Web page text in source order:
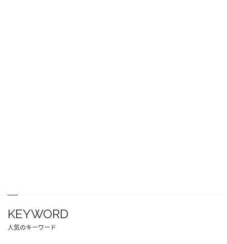
KEYWORD
人気のキーワード